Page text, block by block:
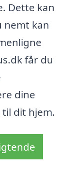
Dette kan
nemt kan
får du
dine
dit hjem.